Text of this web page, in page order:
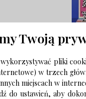
Twoją
pliki
w trzech
miejscach w
do ustawień, aby